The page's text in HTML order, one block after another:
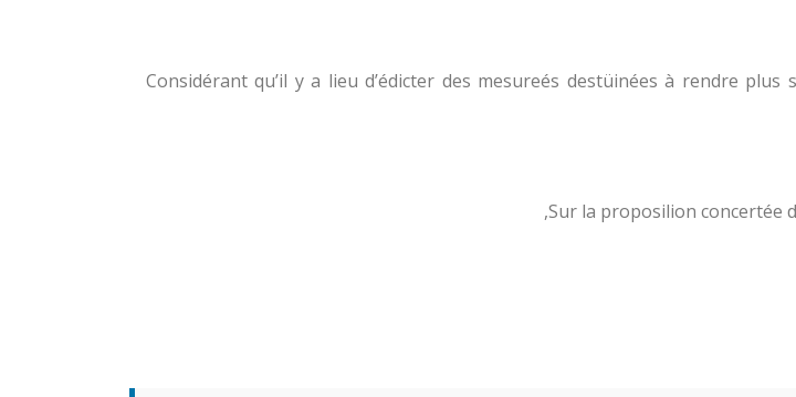
Considérant qu’il y a lieu d’édicter des mesureés destüinées à rendre
Sur la proposilion concertée